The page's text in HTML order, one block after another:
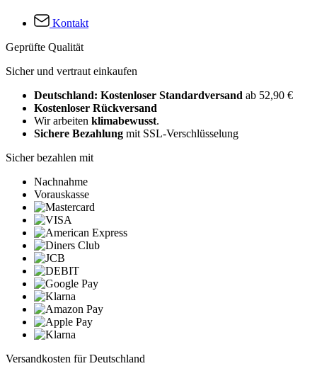
Kontakt
Geprüfte Qualität
Sicher und vertraut einkaufen
Deutschland: Kostenloser Standardversand ab 52,90 €
Kostenloser Rückversand
Wir arbeiten klimabewusst.
Sichere Bezahlung mit SSL-Verschlüsselung
Sicher bezahlen mit
Nachnahme
Vorauskasse
Versandkosten für Deutschland